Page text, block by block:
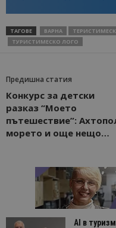
ТАГОВЕ ВАРНА
ТУРИСТИМЕСКО ЛОГО
Предишна статия
Конкурс за детски
разказ “Моето
пътешествие”:
морето и още нещо…
AI в